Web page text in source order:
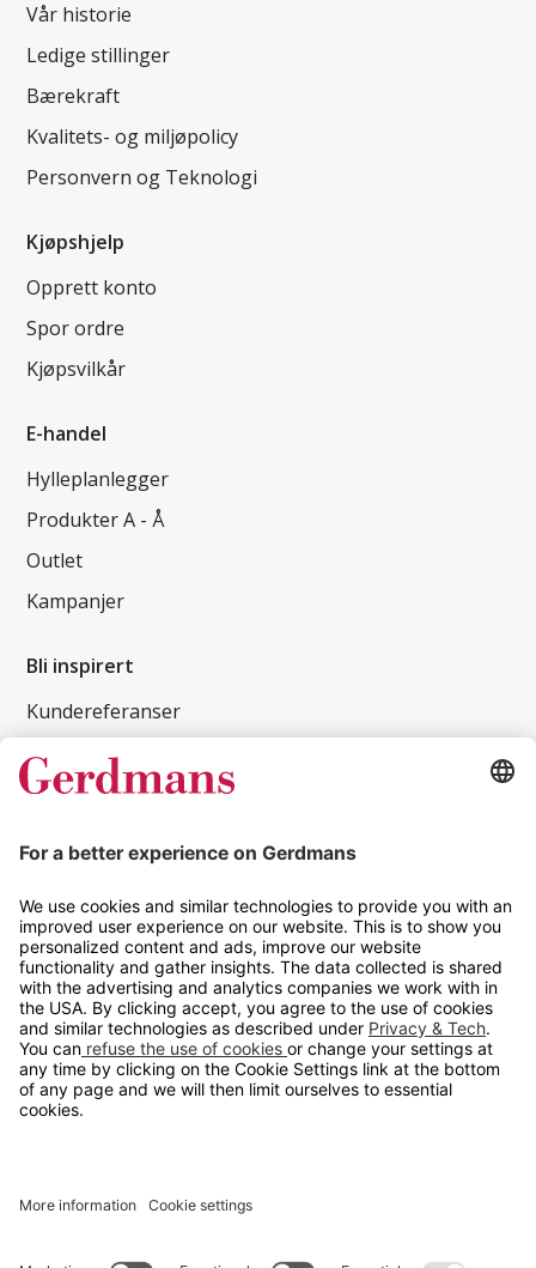
Vår historie
Ledige stillinger
Bærekraft
Kvalitets- og miljøpolicy
Personvern og Teknologi
Kjøpshjelp
Opprett konto
Spor ordre
Kjøpsvilkår
E-handel
Hylleplanlegger
Produkter A - Å
Outlet
Kampanjer
Bli inspirert
Kundereferanser
Magasin
Tips og guider
Kontakt
info@gerdmans.no
67 80 56 20
Åpningstid
Hverdager 08:00-16:00